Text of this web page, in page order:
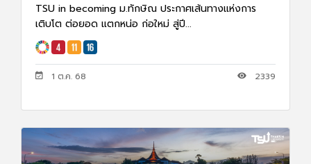
TSU in becoming ม.ทักษิณ ประกาศเส้นทางแห่งการ
เติบโต ต่อยอด แตกหน่อ ก่อใหม่ สู่ปี...
1 ต.ค. 68 2339